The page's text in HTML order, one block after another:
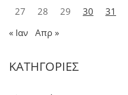
27 28 29 30
31
« Ιαν Απρ »
ΚΑΤΗΓΟΡΙΕΣ